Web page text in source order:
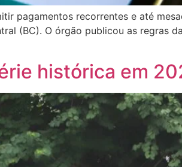
pagamentos recorrentes e até
(BC). O órgão publicou as regras
histórica em